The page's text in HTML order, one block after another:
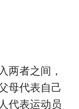
两者之间，
母代表自己
代表运动员